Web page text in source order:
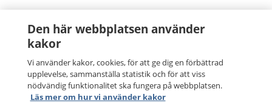
Den här webbplatsen använder
kakor
Vi använder kakor, cookies, för att ge dig en förbättrad
upplevelse, sammanställa statistik och för att viss
nödvändig funktionalitet ska fungera på webbplatsen.
Läs mer om hur vi använder kakor